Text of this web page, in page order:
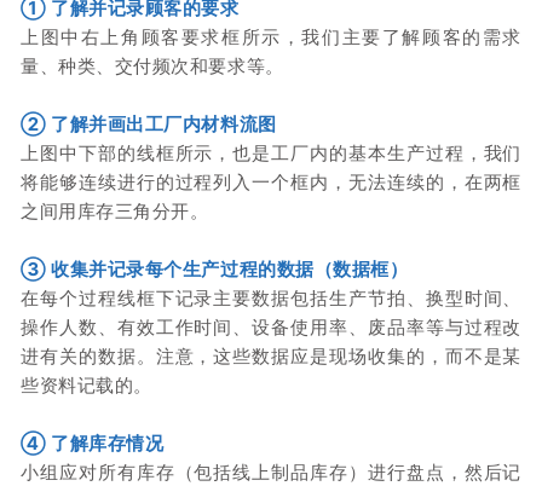
① 了解并记录顾客的要求
上图中右上角顾客要求框所示，我们主要了解顾客的需求
量、种类、交付频次和要求等。
② 了解并画出工厂内材料流图
上图中下部的线框所示，也是工厂内的基本生产过程，我们
将能够连续进行的过程列入一个框内，无法连续的，在两框
之间用库存三角分开。
③ 收集并记录每个生产过程的数据（数据框）
在每个过程线框下记录主要数据包括生产节拍、换型时间、
操作人数、有效工作时间、设备使用率、废品率等与过程改
进有关的数据。 注意，这些数据应是现场收集的，而不是某
些资料记载的。
④ 了解库存情况
小组应对所有库存（包括线上制品库存）进行盘点，然后记